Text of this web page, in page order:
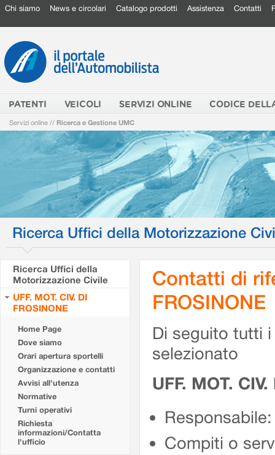
Chi siamo News e circolari Catalogo prodotti Assistenza Contatti
PATENTI VEICOLI SERVIZI ONLINE CODICE
Servizi online // Ricerca e Gestione UMC
Ricerca Uffici della Motorizzazione
Ricerca Uffici della
Motorizzazione Civile
UFF. MOT. CIV. DI
FROSINONE
Home Page
Dove siamo
Orari apertura sportelli
Organizzazione e contatti
Avvisi all'utenza
Normative
Turni operativi
Richiesta
informazioni/Contatta
l'ufficio
Contatti di
FROSINONE
Di seguito tutti
selezionato
UFF. MOT.
Compiti o